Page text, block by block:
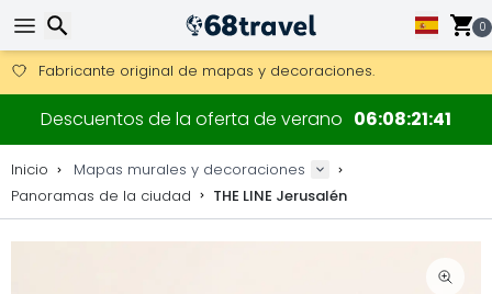
0
Consigue el envío gratuito en pedidos de más de 250 €.
Envío DHL 1 día disponible.
30 días para devoluciones, 90 días para mapas de madera
Descuentos de la oferta de verano 06082140
Inicio
Mapas murales y decoraciones
Panoramas de la ciudad
THE LINE Jerusalén
Buscar
Buscar